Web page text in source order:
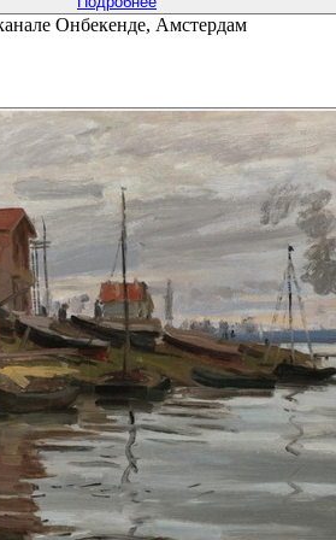
Онбекенде, Амстердам